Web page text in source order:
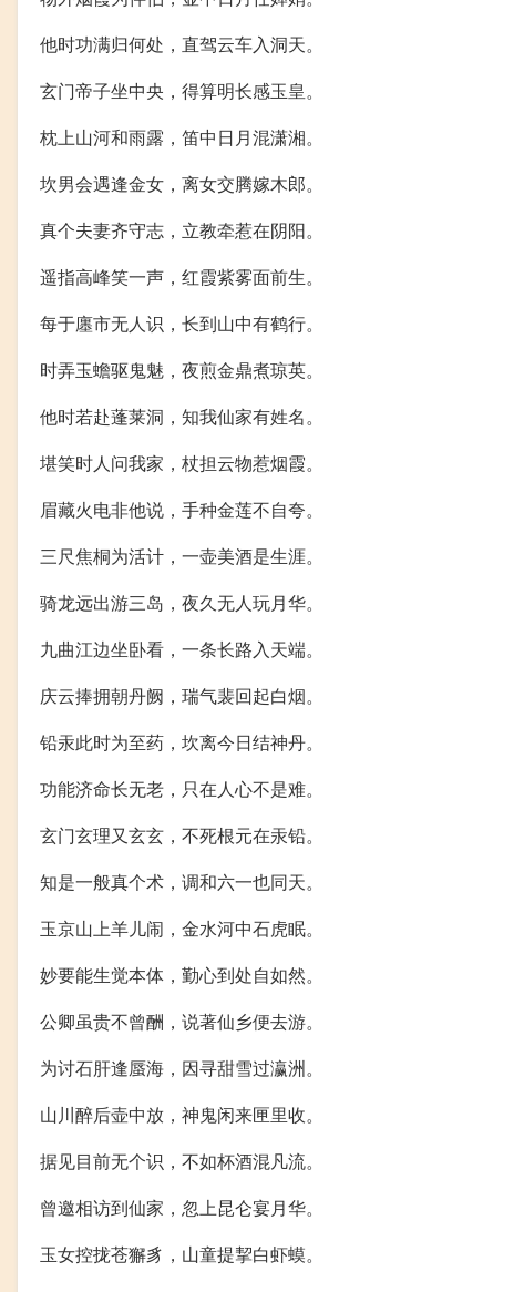
他时功满归何处，直驾云车入洞天。
玄门帝子坐中央，得算明长感玉皇。
枕上山河和雨露，笛中日月混潇湘。
坎男会遇逢金女，离女交腾嫁木郎。
真个夫妻齐守志，立教牵惹在阴阳。
遥指高峰笑一声，红霞紫雾面前生。
每于廛市无人识，长到山中有鹤行。
时弄玉蟾驱鬼魅，夜煎金鼎煮琼英。
他时若赴蓬莱洞，知我仙家有姓名。
堪笑时人问我家，杖担云物惹烟霞。
眉藏火电非他说，手种金莲不自夸。
三尺焦桐为活计，一壶美酒是生涯。
骑龙远出游三岛，夜久无人玩月华。
九曲江边坐卧看，一条长路入天端。
庆云捧拥朝丹阙，瑞气裴回起白烟。
铅汞此时为至药，坎离今日结神丹。
功能济命长无老，只在人心不是难。
玄门玄理又玄玄，不死根元在汞铅。
知是一般真个术，调和六一也同天。
玉京山上羊儿闹，金水河中石虎眠。
妙要能生觉本体，勤心到处自如然。
公卿虽贵不曾酬，说著仙乡便去游。
为讨石肝逢蜃海，因寻甜雪过瀛洲。
山川醉后壶中放，神鬼闲来匣里收。
据见目前无个识，不如杯酒混凡流。
曾邀相访到仙家，忽上昆仑宴月华。
玉女控拢苍獬豸，山童提挈白虾蟆。